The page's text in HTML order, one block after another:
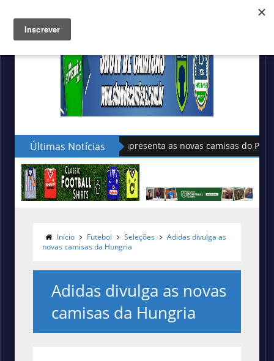
Últimas Notícias
Sudu apresenta as novas camisas do País de Gales
Início Futebol Seleções
Adidas divulga as
novas camisas da Hungria
Adidas divulga as novas
camisas da Hungria